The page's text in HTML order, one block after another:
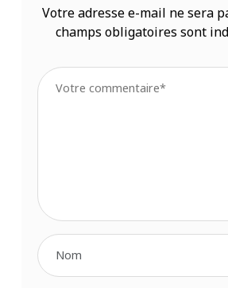
Votre adresse e-mail ne sera
champs obligatoires sont